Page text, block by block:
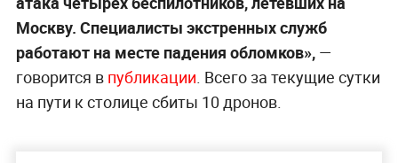
Москву. Специалисты экстренных служб
работают на месте падения обломков», —
говорится в публикации . Всего за текущие сутки
на пути к столице сбиты 10 дронов.